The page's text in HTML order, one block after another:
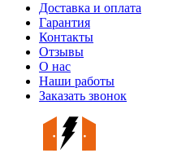
Доставка и оплата
Гарантия
Контакты
Отзывы
О нас
Наши работы
Заказать звонок